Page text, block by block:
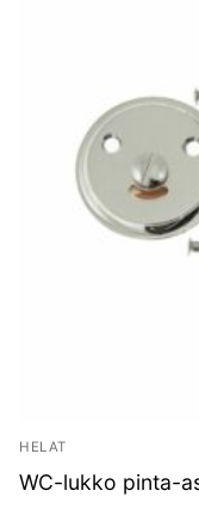
HELAT
WC-lukko pinta-